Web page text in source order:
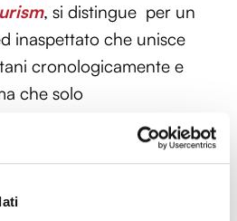
, si distingue per un
inaspettato che unisce
cronologicamente e
che solo
divergenti:
di inizio 900 ed il